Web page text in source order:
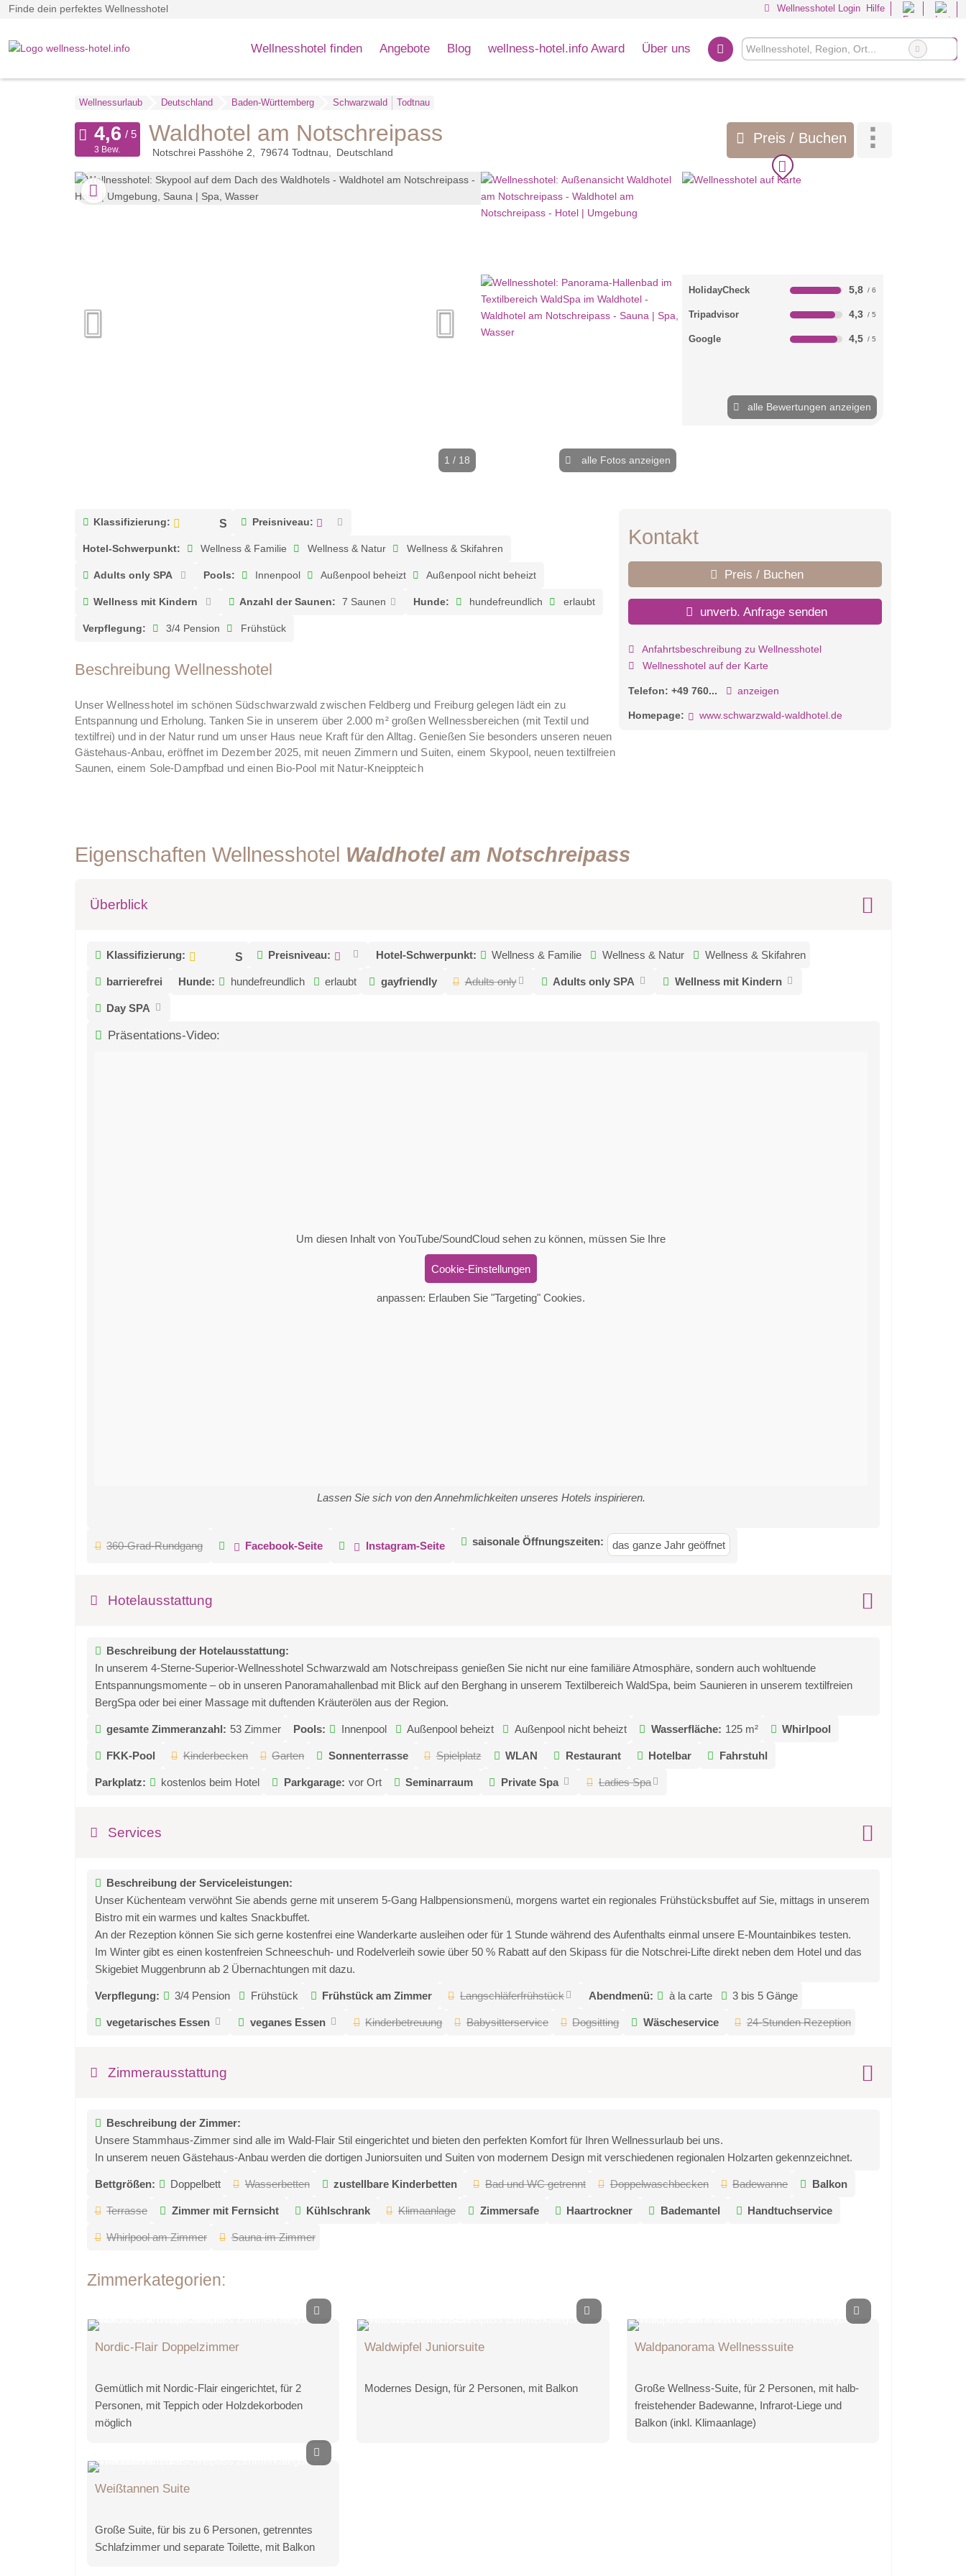
Finde dein perfektes Wellnesshotel Wellnesshotel Login Hilfe
Wellnesshotel finden Angebote Blog wellness-hotel.info Award Über uns
Wellnessurlaub Deutschland Baden-Württemberg Schwarzwald Todtnau
Waldhotel am Notschreipass
Notschrei Passhöhe 2 79674 Todtnau Deutschland
Preis / Buchen
3 Bew.
1 / 18 alle Fotos anzeigen
HolidayCheck 5,8
Tripadvisor 4,3
Google 4,5
alle Bewertungen anzeigen
Klassifizierung: Preisniveau:
Hotel-Schwerpunkt: Wellness & Familie Wellness & Natur Wellness & Skifahren
Adults only SPA Pools: Innenpool Außenpool beheizt Außenpool nicht beheizt
Wellness mit Kindern Anzahl der Saunen: 7 Saunen Hunde: hundefreundlich erlaubt
Verpflegung: 3/4 Pension Frühstück
Beschreibung Wellnesshotel
Unser Wellnesshotel im schönen Südschwarzwald zwischen Feldberg und Freiburg gelegen lädt ein zu
Entspannung und Erholung. Tanken Sie in unserem über 2.000 m² großen Wellnessbereichen (mit Textil und
textilfrei) und in der Natur rund um unser Haus neue Kraft für den Alltag. Genießen Sie besonders unseren neuen
Gästehaus-Anbau, eröffnet im Dezember 2025, mit neuen Zimmern und Suiten, einem Skypool, neuen textilfreien
Saunen, einem Sole-Dampfbad und einen Bio-Pool mit Natur-Kneippteich
Kontakt
Preis / Buchen
unverb. Anfrage senden
Anfahrtsbeschreibung zu Wellnesshotel
Wellnesshotel auf der Karte
Telefon:+49 760... anzeigen
Homepage: www.schwarzwald-waldhotel.de
Eigenschaften Wellnesshotel Waldhotel am Notschreipass
Überblick
Klassifizierung: Preisniveau: Hotel-Schwerpunkt: Wellness & Familie Wellness & Natur Wellness & Skifahren
barrierefrei Hunde: hundefreundlich erlaubt gayfriendly Adults only Adults only SPA Wellness mit Kindern
Day SPA
Präsentations-Video:
Um diesen Inhalt von YouTube/SoundCloud sehen zu können, müssen Sie Ihre
Cookie-Einstellungen
anpassen: Erlauben Sie "Targeting" Cookies.
Lassen Sie sich von den Annehmlichkeiten unseres Hotels inspirieren.
360-Grad-Rundgang Facebook-Seite Instagram-Seite saisonale Öffnungszeiten: das ganze Jahr geöffnet
Hotelausstattung
Beschreibung der Hotelausstattung:
In unserem 4-Sterne-Superior-Wellnesshotel Schwarzwald am Notschreipass genießen Sie nicht nur eine familiäre Atmosphäre, sondern auch wohltuende
Entspannungsmomente – ob in unseren Panoramahallenbad mit Blick auf den Berghang in unserem Textilbereich WaldSpa, beim Saunieren in unserem textilfreien
BergSpa oder bei einer Massage mit duftenden Kräuterölen aus der Region.
gesamte Zimmeranzahl: 53 Zimmer Pools: Innenpool Außenpool beheizt Außenpool nicht beheizt Wasserfläche: 125 m² Whirlpool
FKK-Pool Kinderbecken Garten Sonnenterrasse Spielplatz WLAN Restaurant Hotelbar Fahrstuhl
Parkplatz: kostenlos beim Hotel Parkgarage: vor Ort Seminarraum Private Spa Ladies Spa
Services
Beschreibung der Serviceleistungen:
Unser Küchenteam verwöhnt Sie abends gerne mit unserem 5-Gang Halbpensionsmenü, morgens wartet ein regionales Frühstücksbuffet auf Sie, mittags in unserem
Bistro mit ein warmes und kaltes Snackbuffet.
An der Rezeption können Sie sich gerne kostenfrei eine Wanderkarte ausleihen oder für 1 Stunde während des Aufenthalts einmal unsere E-Mountainbikes testen.
Im Winter gibt es einen kostenfreien Schneeschuh- und Rodelverleih sowie über 50 % Rabatt auf den Skipass für die Notschrei-Lifte direkt neben dem Hotel und das
Skigebiet Muggenbrunn ab 2 Übernachtungen mit dazu.
Verpflegung: 3/4 Pension Frühstück Frühstück am Zimmer Langschläferfrühstück Abendmenü: à la carte 3 bis 5 Gänge
vegetarisches Essen veganes Essen Kinderbetreuung Babysitterservice Dogsitting Wäscheservice 24-Stunden Rezeption
Zimmerausstattung
Beschreibung der Zimmer:
Unsere Stammhaus-Zimmer sind alle im Wald-Flair Stil eingerichtet und bieten den perfekten Komfort für Ihren Wellnessurlaub bei uns.
In unserem neuen Gästehaus-Anbau werden die dortigen Juniorsuiten und Suiten von modernem Design mit verschiedenen regionalen Holzarten gekennzeichnet.
Bettgrößen: Doppelbett Wasserbetten zustellbare Kinderbetten Bad und WC getrennt Doppelwaschbecken Badewanne Balkon
Terrasse Zimmer mit Fernsicht Kühlschrank Klimaanlage Zimmersafe Haartrockner Bademantel Handtuchservice
Whirlpool am Zimmer Sauna im Zimmer
Zimmerkategorien:
Nordic-Flair Doppelzimmer
Gemütlich mit Nordic-Flair eingerichtet, für 2
Personen, mit Teppich oder Holzdekorboden
möglich
Waldwipfel Juniorsuite
Modernes Design, für 2 Personen, mit Balkon
Waldpanorama Wellnesssuite
Große Wellness-Suite, für 2 Personen, mit halb-
freistehender Badewanne, Infrarot-Liege und
Balkon (inkl. Klimaanlage)
Weißtannen Suite
Große Suite, für bis zu 6 Personen, getrenntes
Schlafzimmer und separate Toilette, mit Balkon